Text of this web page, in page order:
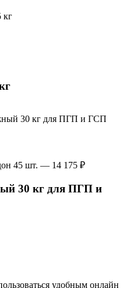
45 шт. — 14 175 ₽
30 кг для ПГП и
удобным онлайн